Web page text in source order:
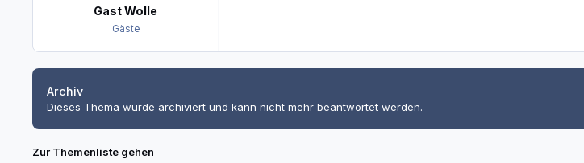
Gast Wolle
Gäste
Archiv
Dieses Thema wurde archiviert und kann nicht mehr beantwortet werden.
Zur Themenliste gehen